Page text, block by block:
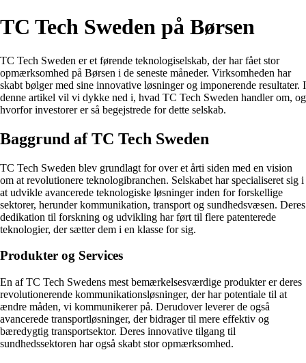
TC Tech Sweden på Børsen
TC Tech Sweden er et førende teknologiselskab, der har fået stor
opmærksomhed på Børsen i de seneste måneder. Virksomheden har
skabt bølger med sine innovative løsninger og imponerende resultater. I
denne artikel vil vi dykke ned i, hvad TC Tech Sweden handler om, og
hvorfor investorer er så begejstrede for dette selskab.
Baggrund af TC Tech Sweden
TC Tech Sweden blev grundlagt for over et årti siden med en vision
om at revolutionere teknologibranchen. Selskabet har specialiseret sig i
at udvikle avancerede teknologiske løsninger inden for forskellige
sektorer, herunder kommunikation, transport og sundhedsvæsen. Deres
dedikation til forskning og udvikling har ført til flere patenterede
teknologier, der sætter dem i en klasse for sig.
Produkter og Services
En af TC Tech Swedens mest bemærkelsesværdige produkter er deres
revolutionerende kommunikationsløsninger, der har potentiale til at
ændre måden, vi kommunikerer på. Derudover leverer de også
avancerede transportløsninger, der bidrager til mere effektiv og
bæredygtig transportsektor. Deres innovative tilgang til
sundhedssektoren har også skabt stor opmærksomhed.